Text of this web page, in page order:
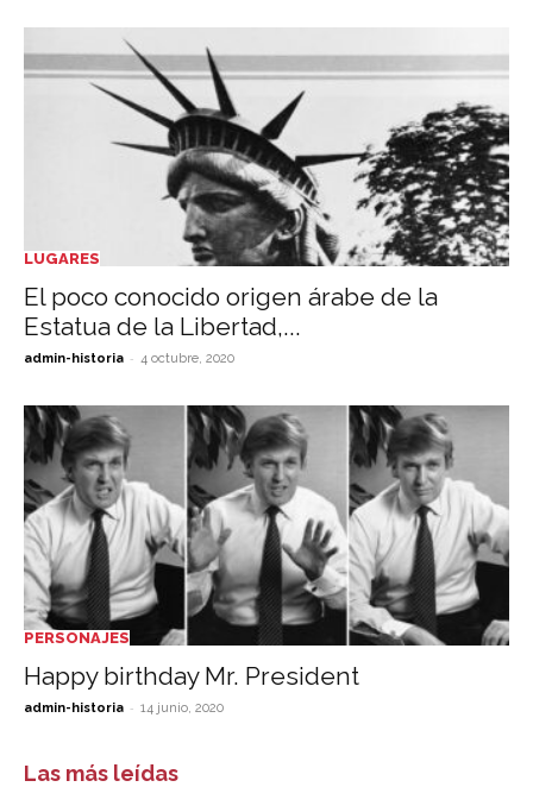
LUGARES
El poco conocido origen árabe de la
Estatua de la Libertad,...
admin-historia - 4 octubre, 2020
PERSONAJES
Happy birthday Mr. President
admin-historia - 14 junio, 2020
Las más leídas